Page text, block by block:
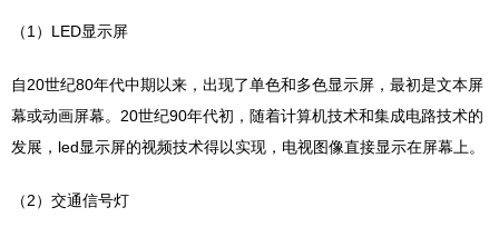
（1）LED显示屏
自20世纪80年代中期以来，出现了单色和多色显示屏，最初是文本屏
幕或动画屏幕。20世纪90年代初，随着计算机技术和集成电路技术的
发展，led显示屏的视频技术得以实现，电视图像直接显示在屏幕上。
（2）交通信号灯